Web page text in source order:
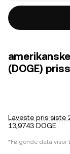
(DOGE)
Laveste pris siste
13,9743 DOGE
*Følgende data viser